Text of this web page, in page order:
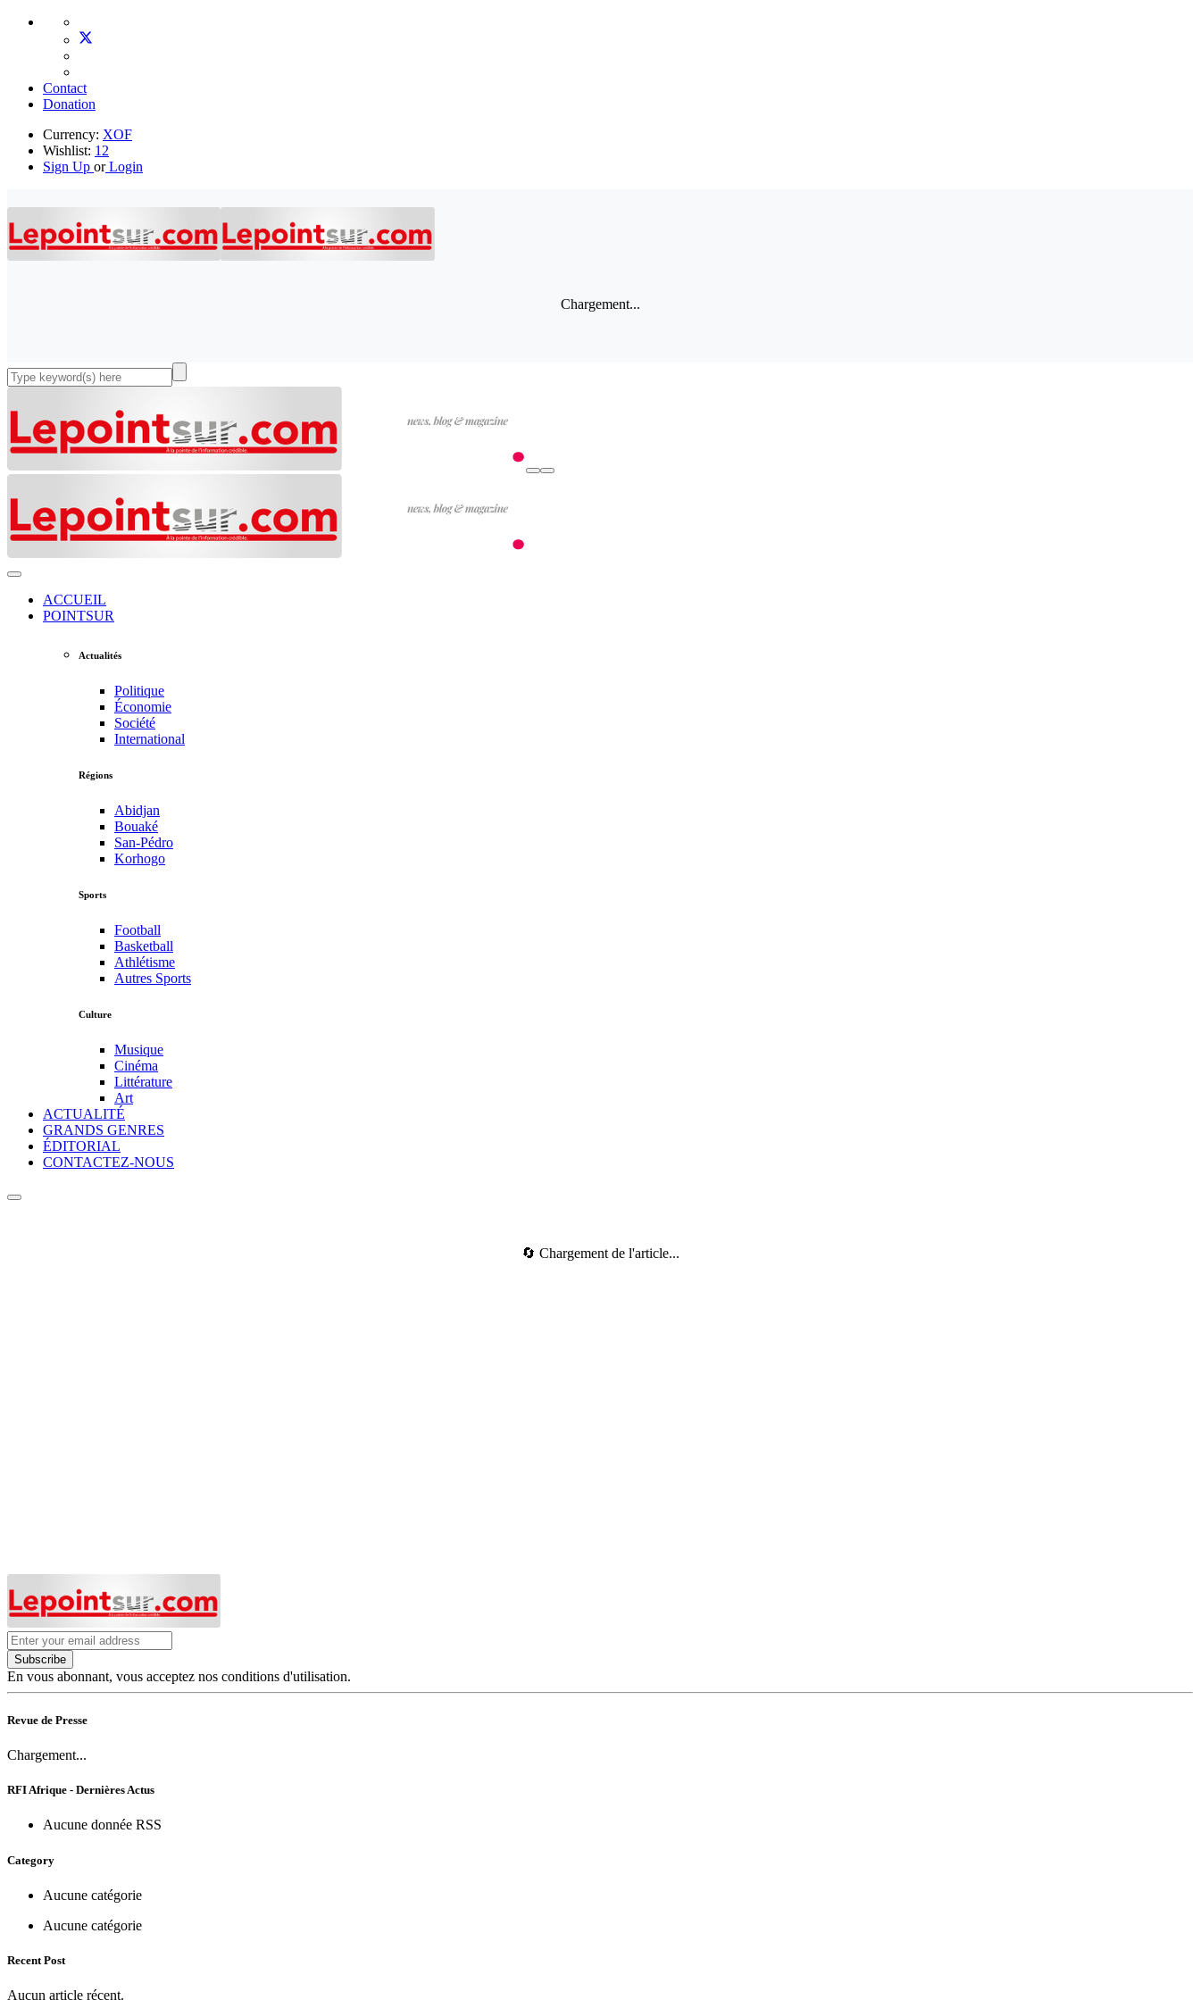
Contact
Donation
Currency: XOF
Wishlist: 12
Sign Up orLogin
Chargement...
ACCUEIL
POINTSUR
Actualités
Politique
Économie
Société
International
Régions
Abidjan
Bouaké
San-Pédro
Korhogo
Sports
Football
Basketball
Athlétisme
Autres Sports
Culture
Musique
Cinéma
Littérature
Art
ACTUALITÉ
GRANDS GENRES
ÉDITORIAL
CONTACTEZ-NOUS
🔄 Chargement de l'article...
Subscribe
En vous abonnant, vous acceptez nos conditions d'utilisation.
Revue de Presse
Chargement...
RFI Afrique - Dernières Actus
Aucune donnée RSS
Category
Aucune catégorie
Aucune catégorie
Recent Post
Aucun article récent.